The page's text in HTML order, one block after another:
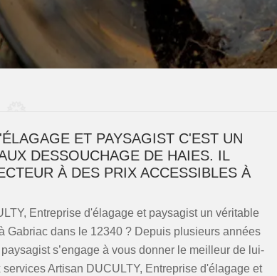
ET PAYSAGIST C'EST UN
DESSOUCHAGE DE HAIES. IL
À DES PRIX ACCESSIBLES À
Entreprise d'élagage et paysagist un véritable
Gabriac dans le 12340 ? Depuis plusieurs années
s’engage à vous donner le meilleur de lui-
Artisan DUCULTY, Entreprise d'élagage et